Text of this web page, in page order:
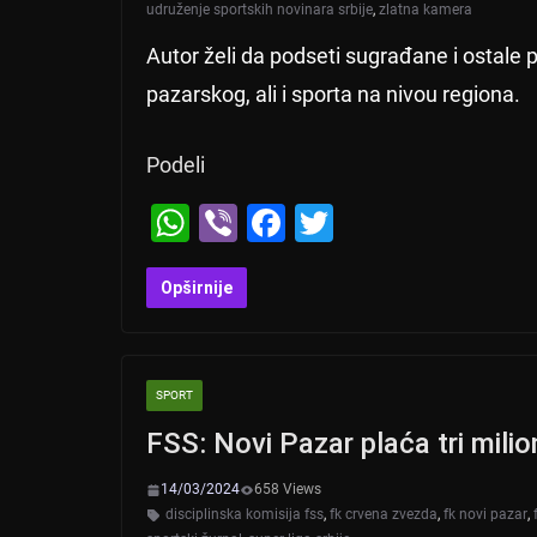
udruženje sportskih novinara srbije, zlatna kamera
Autor želi da podseti sugrađane i ostale
pazarskog, ali i sporta na nivou regiona.
Podeli
W
h
at
A
p
p
Vi
b
er
F
o
k
Opširnije
SPORT
FSS: Novi Pazar plaća tri
14/03/2024
658 Views
disciplinska komisija fss, fk crvena zvezda, fk novi pazar,